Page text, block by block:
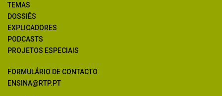
TEMAS
DOSSIÊS
EXPLICADORES
PODCASTS
PROJETOS ESPECIAIS
FORMULÁRIO DE CONTACTO
ENSINA@RTP.PT